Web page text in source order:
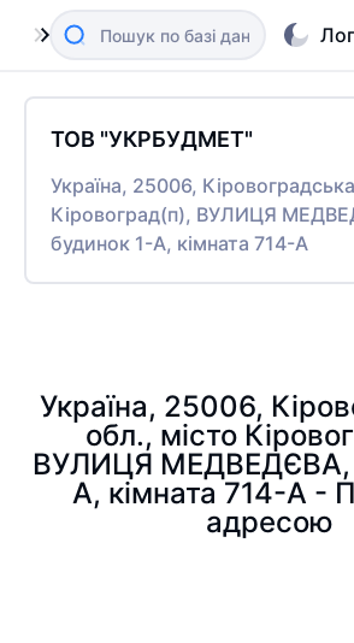
ТОВ "УКРБУДМЕТ"
Україна, 25006,
Кіровоград(п), ВУЛИЦЯ
будинок 1-А, кімната 714-А
Україна, 25006,
обл., місто
ВУЛИЦЯ МЕДВЕДЄВА,
А, кімната 714-А -
адресою